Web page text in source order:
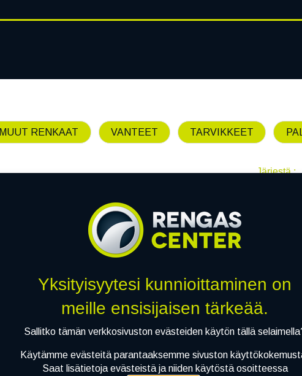
MUUT RENKAAT VANTEET TARVIKKEET
Järjestä :
Emme löytäneet
Yksityisyytesi kunnioittaminen on
meille ensisijaisen tärkeää.
Sallitko tämän verkkosivuston evästeiden käytön tällä
Käytämme evästeitä parantaaksemme sivuston
Saat lisätietoja evästeistä ja niiden käytöstä osoitteessa